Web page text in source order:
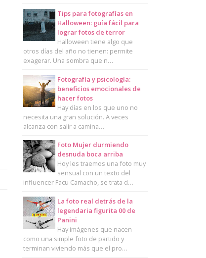
Tips para fotografías en
Halloween: guía fácil para
lograr fotos de terror
Halloween tiene algo que
otros días del año no tienen: permite
exagerar. Una sombra que n…
Fotografía y psicología:
beneficios emocionales de
hacer fotos
Hay días en los que uno no
necesita una gran solución. A veces
alcanza con salir a camina…
Foto Mujer durmiendo
desnuda boca arriba
Hoy les traemos una foto muy
sensual con un texto del
influencer Facu Camacho, se trata d…
La foto real detrás de la
legendaria figurita 00 de
Panini
Hay imágenes que nacen
como una simple foto de partido y
terminan viviendo más que el pro…